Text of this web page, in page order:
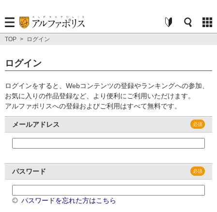
TOP > ログイン
ログイン
ログインをすると、Webコンテンツの登録やランキングへの参加、
お気に入りの作品登録など、より便利にご利用いただけます。
アルファポリスへの登録およびご利用はすべて無料です。
メールアドレス
パスワード
パスワードを忘れた方はこちら